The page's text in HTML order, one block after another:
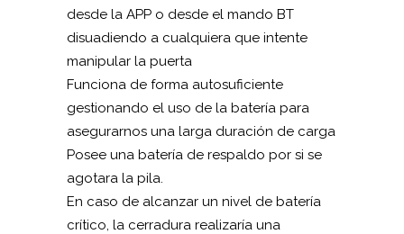
desde la APP o desde el mando BT
disuadiendo a cualquiera que intente
manipular la puerta
Funciona de forma autosuficiente
gestionando el uso de la batería para
asegurarnos una larga duración de carga
Posee una batería de respaldo por si se
agotara la pila.
En caso de alcanzar un nivel de batería
crítico, la cerradura realizaría una